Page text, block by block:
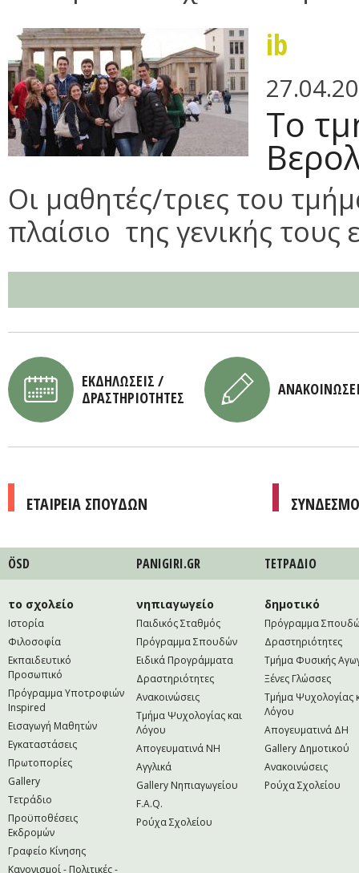
ib
Το
Οι μαθητές/τριες του
πλαίσιο της γενικής τους
ΕΚΔΗΛΩΣΕΙΣ /
ΔΡΑΣΤΗΡΙΟΤΗΤΕΣ
ΕΤΑΙΡΕΙΑ ΣΠΟΥΔΩΝ
ÖSD PANIGIRI.GR ΤΕΤΡAΔΙΟ
το σχολείο
Ιστορία
Φιλοσοφία
Εκπαιδευτικό
Προσωπικό
Πρόγραμμα Υποτροφιών
Inspired
Εισαγωγή Μαθητών
Εγκαταστάσεις
Πρωτοπορίες
Gallery
Τετράδιο
Προϋποθέσεις
Εκδρομών
Γραφείο Κίνησης
Κανονισμοί - Πολιτικές -
νηπιαγωγείο
Παιδικός Σταθμός
Πρόγραμμα Σπουδών
Ειδικά Προγράμματα
Δραστηριότητες
Ανακοινώσεις
Τμήμα Ψυχολογίας και
Λόγου
Απογευματινά NH
Αγγλικά
Gallery Νηπιαγωγείου
F.A.Q.
Ρούχα Σχολείου
δημοτικό
Πρόγραμμα
Δραστηριότητες
Τμήμα Φυσικής
Ξένες Γλώσσες
Τμήμα Ψυχολογίας
Λόγου
Απογευματινά ΔΗ
Gallery Δημοτικού
Ανακοινώσεις
Ρούχα Σχολείου